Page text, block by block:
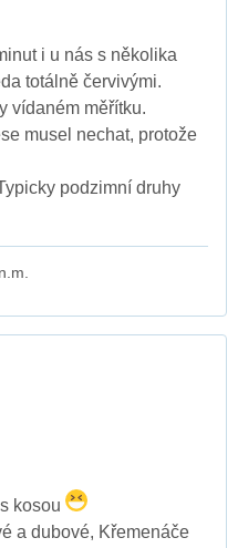
i u nás s několika
totálně červivými.
vídaném měřítku.
musel nechat, protože
podzimní druhy
kosou
a dubové, Křemenáče